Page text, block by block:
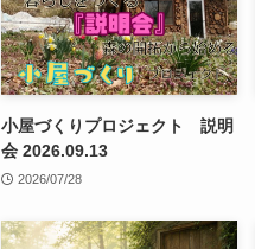
小屋づくりプロジェクト 説明
会 2026.09.13
2026/07/28